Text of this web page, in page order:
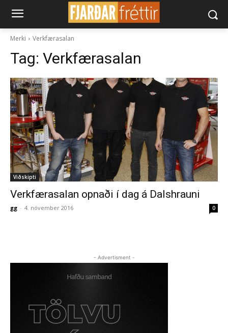
Merki Verkfærasalan
Tag: Verkfærasalan
Viðskipti
Verkfærasalan opnaði í dag á Dalshrauni
gg - 4. nóvember 2016 0
- Advertisment -